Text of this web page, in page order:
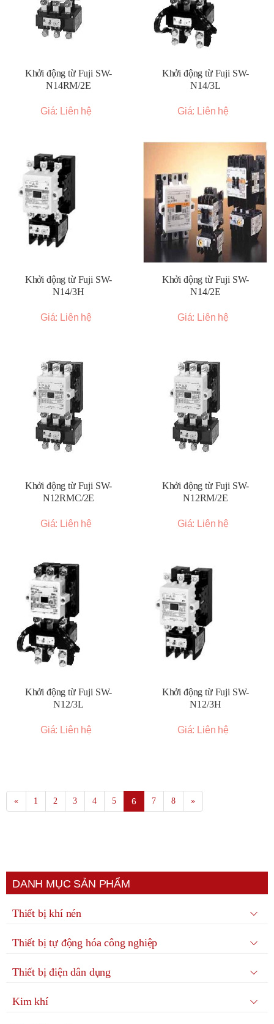
Khởi động từ Fuji SW-
N14RM/2E
Giá: Liên hệ
Khởi động từ Fuji SW-
N14/3L
Giá: Liên hệ
Khởi động từ Fuji SW-
N14/3H
Giá: Liên hệ
Khởi động từ Fuji SW-
N14/2E
Giá: Liên hệ
Khởi động từ Fuji SW-
N12RMC/2E
Giá: Liên hệ
Khởi động từ Fuji SW-
N12RM/2E
Giá: Liên hệ
Khởi động từ Fuji SW-
N12/3L
Giá: Liên hệ
Khởi động từ Fuji SW-
N12/3H
Giá: Liên hệ
« 1 2 3 4 5 6 7 8 »
DANH MỤC SẢN PHẨM
Thiết bị khí nén
Thiết bị tự động hóa công nghiệp
Thiết bị điện dân dụng
Kim khí